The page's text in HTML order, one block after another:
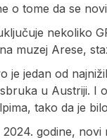
o tome da se
nekoliko
muzej Arese,
je jedan od
u Austriji. I
tako da je
godine,